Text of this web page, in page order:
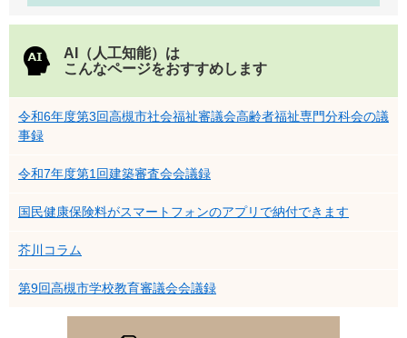
AI（人工知能）は
こんなページをおすすめします
令和6年度第3回高槻市社会福祉審議会高齢者福祉専門分科会の議
事録
令和7年度第1回建築審査会会議録
国民健康保険料がスマートフォンのアプリで納付できます
芥川コラム
第9回高槻市学校教育審議会会議録